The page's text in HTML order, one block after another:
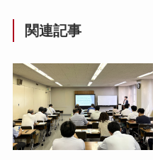
関連記事